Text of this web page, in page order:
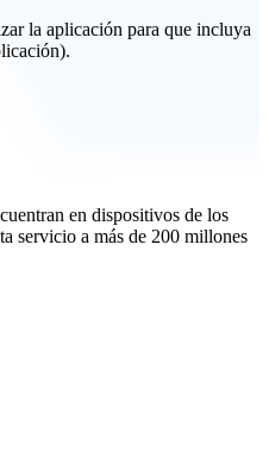
la aplicación para que incluya
en dispositivos de los
servicio a más de 200 millones